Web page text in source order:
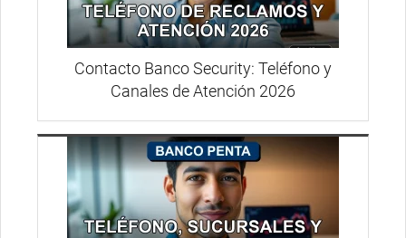
Contacto Banco Security: Teléfono y
Canales de Atención 2026